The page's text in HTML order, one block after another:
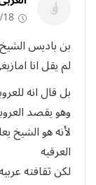
بن باديس
لم يقل انا
بل قال انه
وهو يقصد
لأنه هو الشيخ
العرقيه
لكن ثقافته